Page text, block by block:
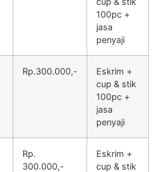
100pc +
jasa
penyaji
Rp.300.000,-
Eskrim +
cup & stik
100pc +
jasa
penyaji
Rp.
300.000,-
Eskrim +
cup & stik